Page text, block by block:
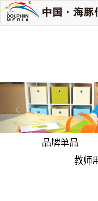
<
P
e
v
品牌单品
教师